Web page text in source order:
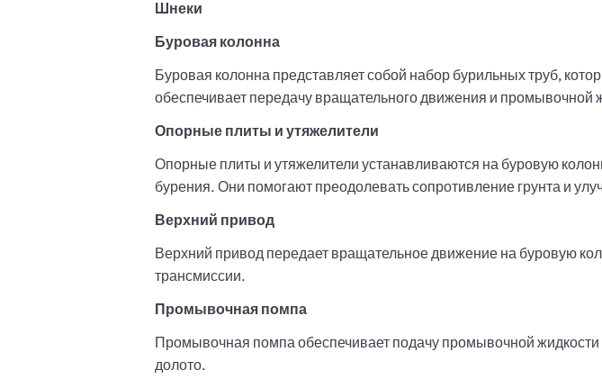
Шнеки
Буровая колонна
Буровая колонна представляет собой набор бурильных труб,
обеспечивает передачу вращательного движения и промывочной
Опорные плиты и утяжелители
Опорные плиты и утяжелители устанавливаются на буровую
бурения. Они помогают преодолевать сопротивление грунта и
Верхний привод
Верхний привод передает вращательное движение на буровую
трансмиссии.
Промывочная помпа
Промывочная помпа обеспечивает подачу промывочной
долото.